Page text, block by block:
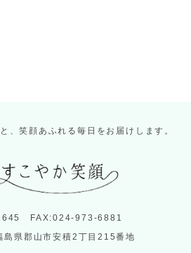
、笑顔あふれる毎日をお届けします。
FAX:024-973-6881
県郡山市安積2丁目215番地